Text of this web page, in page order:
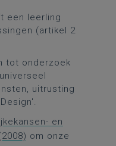
een leerling
(artikel 2
tot onderzoek
uitrusting
en
om onze